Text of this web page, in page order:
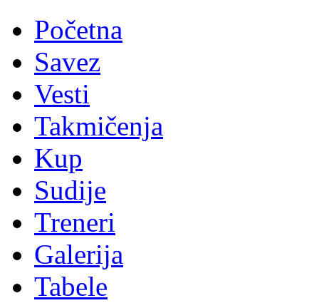
Početna
Savez
Vesti
Takmičenja
Kup
Sudije
Treneri
Galerija
Tabele